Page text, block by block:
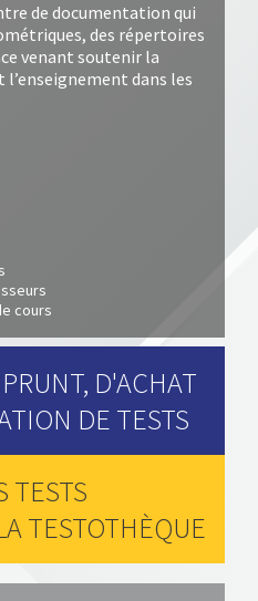
de documentation qui
des répertoires
venant soutenir la
dans les
cours
D'ACHAT
DE TESTS
TESTS
TESTOTHÈQUE